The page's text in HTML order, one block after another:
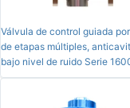
Válvula de control guiada
de etapas múltiples,
bajo nivel de ruido Serie